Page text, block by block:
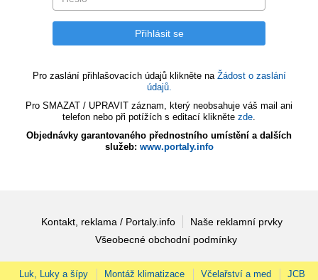
Pro zaslání přihlašovacích údajů klikněte na Žádost o zaslání
údajů.
Pro SMAZAT / UPRAVIT záznam, který neobsahuje váš mail ani
telefon nebo při potížích s editací klikněte zde.
Objednávky garantovaného přednostního umístění a dalších
služeb: www.portaly.info
Kontakt, reklama / Portaly.info
Naše reklamní prvky
Všeobecné obchodní podmínky
Luk, Luky a šípy Montáž klimatizace Včelařství a med
JCB